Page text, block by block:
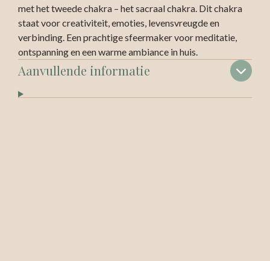
met het tweede chakra – het sacraal chakra. Dit chakra
staat voor creativiteit, emoties, levensvreugde en
verbinding. Een prachtige sfeermaker voor meditatie,
ontspanning en een warme ambiance in huis.
Aanvullende informatie